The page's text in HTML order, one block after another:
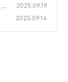
2025.09.19
2025.09.14